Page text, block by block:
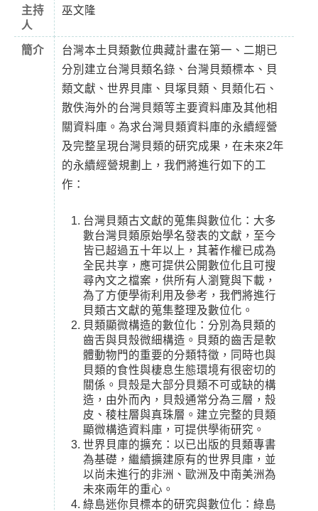
主持
人
巫文隆
簡介
台灣本土貝類數位典藏計畫在第一、二期已
分別建立台灣貝類名錄、台灣貝類標本、貝
類文獻、世界貝庫、貝塚貝類、貝類化石、
散佚海外的台灣貝類等主要資料庫及其他相
關資料庫。為求台灣貝類資料庫的永續經營
及完整呈現台灣貝類的研究成果，在未來2年
的永續經營規劃上，我們將進行如下的工
作：
台灣貝類古文獻的蒐集與數位化：大多
數台灣貝類原始學名發表的文獻，至今
皆已超過五十年以上，其著作權已成為
全民共享，應可提供公開數位化且可搜
尋內文之檔案，供所有人瀏覽與下載，
為了方便學術利用及參考，我們將進行
貝類古文獻的蒐集整理及數位化。
貝類顯微構造的數位化：分別為貝類的
齒舌與貝殼微細構造。貝類的齒舌是軟
體動物門的重要的分類特徵，同時也與
貝類的食性與棲息生態環境有很密切的
關係。貝殼是大部分貝類不可或缺的構
造，由外而內，貝殼通常分為三層，殼
皮、稜柱層與真珠層。建立完整的貝類
顯微構造資料庫，可提供學術研究。
世界貝庫的擴充：以已出版的貝類專書
為基礎，繼續擴建原有的世界貝庫，並
以尚未進行的非洲、歐洲及中南美洲為
未來兩年的重心。
綠島迷你貝標本的研究與數位化：綠島